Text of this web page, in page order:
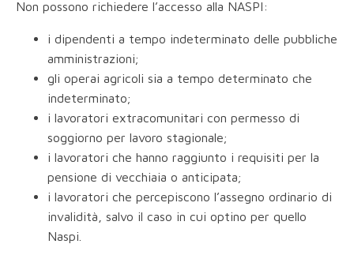
Non possono richiedere l’accesso alla NASPI:
i dipendenti a tempo indeterminato delle pubbliche
amministrazioni;
gli operai agricoli sia a tempo determinato che
indeterminato;
i lavoratori extracomunitari con permesso di
soggiorno per lavoro stagionale;
i lavoratori che hanno raggiunto i requisiti per la
pensione di vecchiaia o anticipata;
i lavoratori che percepiscono l’assegno ordinario di
invalidità, salvo il caso in cui optino per quello
Naspi.